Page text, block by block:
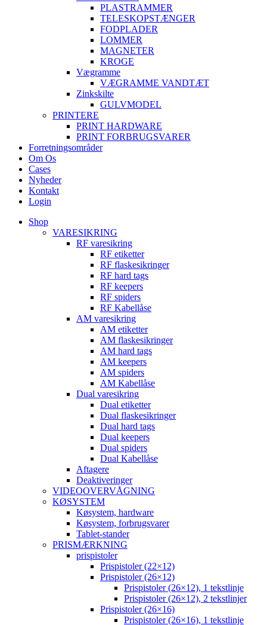
PLASTRAMMER
TELESKOPSTÆNGER
FODPLADER
LOMMER
MAGNETER
KROGE
Vægramme
VÆGRAMME VANDTÆT
Zinkskilte
GULVMODEL
PRINTERE
PRINT HARDWARE
PRINT FORBRUGSVARER
Forretningsområder
Om Os
Cases
Nyheder
Kontakt
Login
Shop
VARESIKRING
RF varesikring
RF etiketter
RF flaskesikringer
RF hard tags
RF keepers
RF spiders
RF Kabellåse
AM varesikring
AM etiketter
AM flaskesikringer
AM hard tags
AM keepers
AM spiders
AM Kabellåse
Dual varesikring
Dual etiketter
Dual flaskesikringer
Dual hard tags
Dual keepers
Dual spiders
Dual Kabellåse
Aftagere
Deaktiveringer
VIDEOOVERVÅGNING
KØSYSTEM
Køsystem, hardware
Køsystem, forbrugsvarer
Tablet-stander
PRISMÆRKNING
prispistoler
Prispistoler (22×12)
Prispistoler (26×12)
Prispistoler (26×12), 1 tekstlinje
Prispistoler (26×12), 2 tekstlinjer
Prispistoler (26×16)
Prispistoler (26×16), 1 tekstlinje